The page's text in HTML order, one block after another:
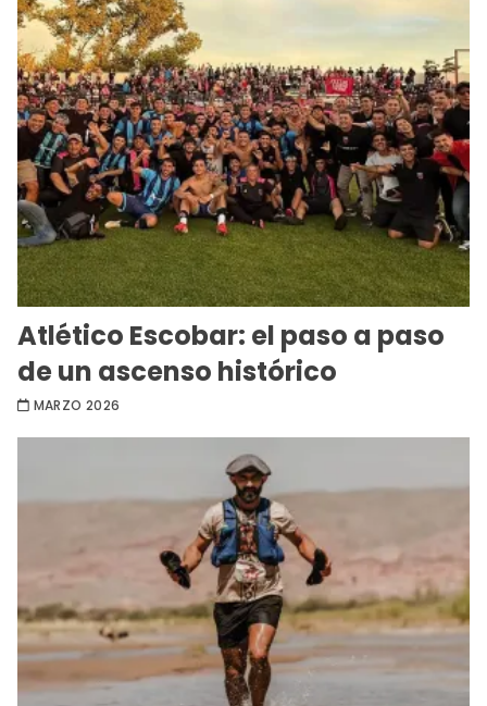
Atlético Escobar: el paso a paso
de un ascenso histórico
MARZO 2026